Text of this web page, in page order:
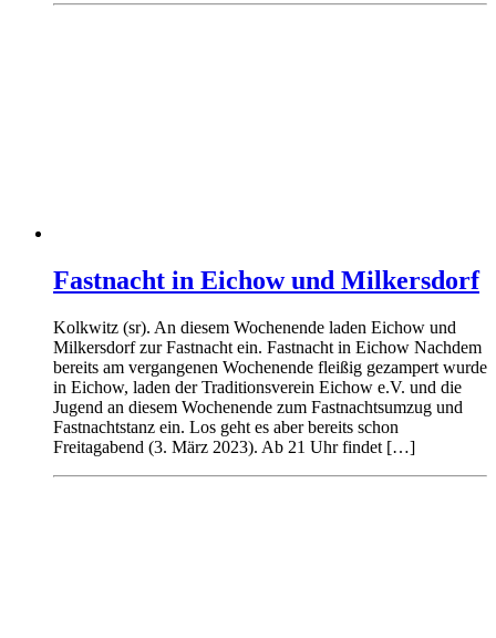
Fastnacht in Eichow und Milkersdorf
Kolkwitz (sr). An diesem Wochenende laden Eichow und
Milkersdorf zur Fastnacht ein. Fastnacht in Eichow Nachdem
bereits am vergangenen Wochenende fleißig gezampert wurde
in Eichow, laden der Traditionsverein Eichow e.V. und die
Jugend an diesem Wochenende zum Fastnachtsumzug und
Fastnachtstanz ein. Los geht es aber bereits schon
Freitagabend (3. März 2023). Ab 21 Uhr findet […]